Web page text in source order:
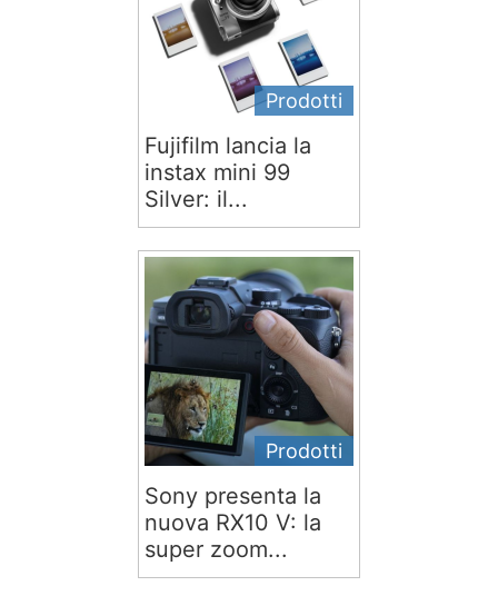
Prodotti
Fujifilm lancia la
instax mini 99
Silver: il...
Prodotti
Sony presenta la
nuova RX10 V: la
super zoom...